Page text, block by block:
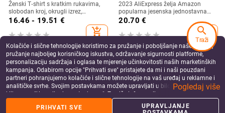
Ženski T‑shirt s kratkim rukavima,
slobodan kroj, okrugli izrez,
kreativni uzorak, ljeto 2023
16.46 - 19.51 €
add_shopping_cart
2023 AliExpress želja Amazon
popularna jesenska jednostavna
ženska košulja dugih rukava s V-
20.70 €
add_shopping_cart
Kolačiće i slične tehnologije koristimo za pružanje i poboljšanje naše Usluge,
pružanje najboljeg korisničkog iskustva, održavanje sigurnosti platforme,
personalizaciju sadržaja i oglasa te mjerenje učinkovitosti naših marketinških
kampanja. Odabirom opcije "Prihvati sve" pristajete da mi i naši pouzdani
partneri pohranjujemo kolačiće i slične tehnologije na vaš uređaj u reklamne i
analitičke svrhe. Svojim postavkama možete upravljati u bilo kojem trenutku
klikom na "Upravljanje postavkama". Za više informacija pogledajte našu
Pogledaj više
PRIHVATI SVE
UPRAVLJANJE
search
Traži